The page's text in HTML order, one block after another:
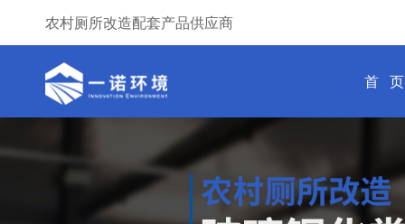
农村厕所改造配套产品供应商
首 页